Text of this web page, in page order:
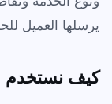
يرسلها العميل
كيف نستخدم